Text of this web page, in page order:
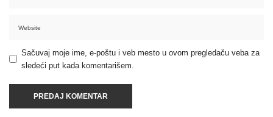
Sačuvaj moje ime, e-poštu i veb mesto u ovom pregledaču veba za
sledeći put kada komentarišem.